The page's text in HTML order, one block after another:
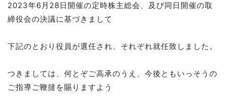
2023年6月28日開催の定時株主総会、及び同日開催の取
締役会の決議に基づきまして
下記のとおり役員が選任され、それぞれ就任致しました。
つきましては、何とぞご高承のうえ、今後ともいっそうの
ご指導ご鞭撻を賜りますよう